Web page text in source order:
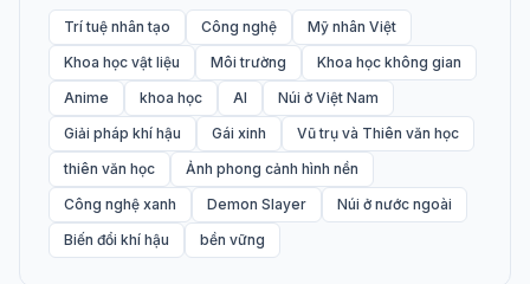
Trí tuệ nhân tạo Công nghệ
Mỹ nhân Việt
Khoa học vật liệu
Môi trường
Khoa học không gian
Anime
khoa học AI
Núi ở Việt Nam
Giải pháp khí hậu
Gái xinh
Vũ trụ và Thiên văn học
thiên văn học
Ảnh phong cảnh hình nền
Công nghệ xanh
Demon Slayer
Núi ở nước ngoài
Biến đổi khí hậu
bền vững